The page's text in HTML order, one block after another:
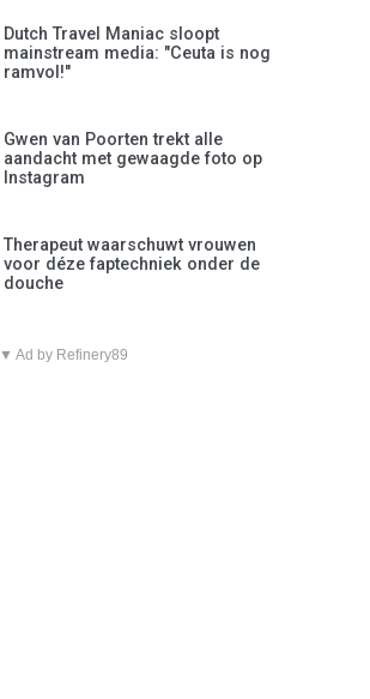
Dutch Travel Maniac sloopt
mainstream media: "Ceuta is nog
ramvol!"
Gwen van Poorten trekt alle
aandacht met gewaagde foto op
Instagram
Therapeut waarschuwt vrouwen
voor déze faptechniek onder de
douche
▼ Ad by Refinery89